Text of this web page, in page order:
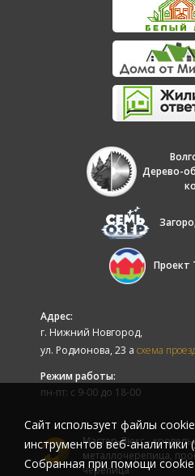
Дерево-
Проект
Адрес:
г. Нижний Новгород,
ул. Родионова, 23 а схема
Режим работы:
пн-пт: с 9-00 до 18-00
Мастер-Люкс -
металлочерепица,
черепица
Cайт использует файлы
инструментов веб-аналитики
Собранная при помощи